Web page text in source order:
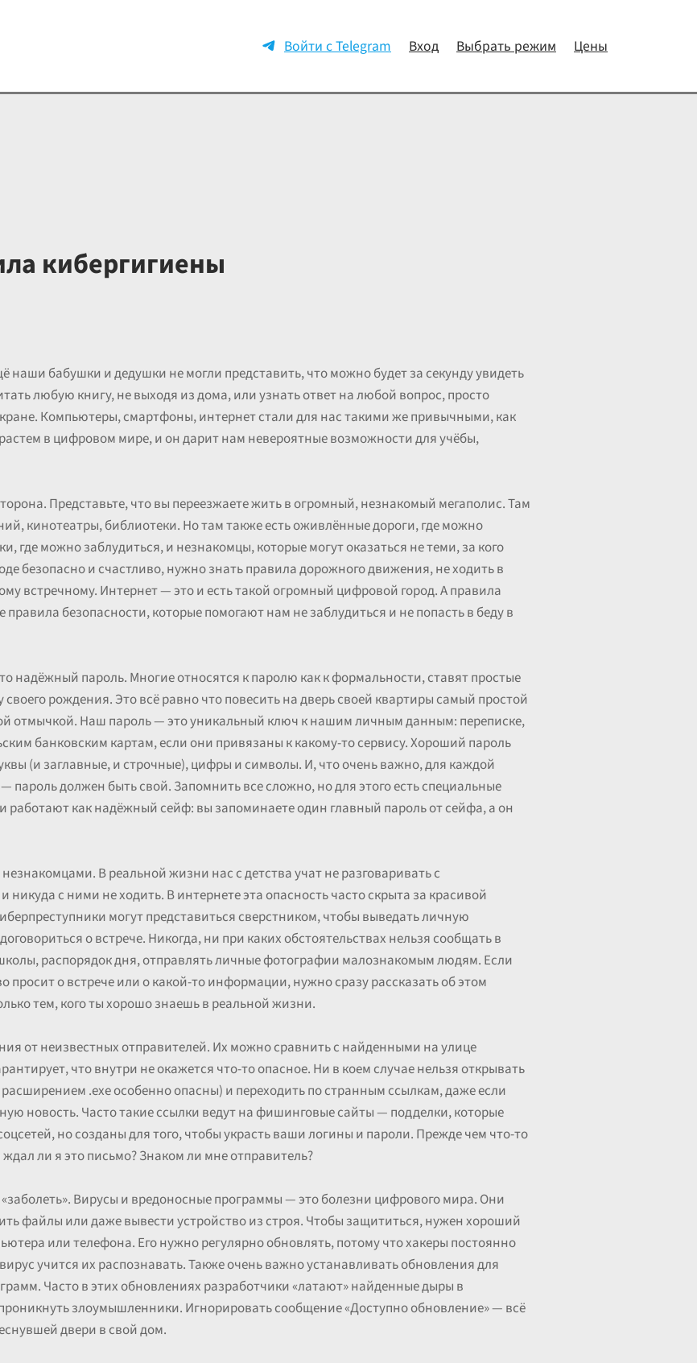
Войти с Telegram Вход Выбрать режим Цены
кибергигиены
бабушки и дедушки не могли представить, что можно будет за секунду увидеть
любую книгу, не выходя из дома, или узнать ответ на любой вопрос, просто
Компьютеры, смартфоны, интернет стали для нас такими же привычными, как
в цифровом мире, и он дарит нам невероятные возможности для учёбы,
Представьте, что вы переезжаете жить в огромный, незнакомый мегаполис. Там
кинотеатры, библиотеки. Но там также есть оживлённые дороги, где можно
где можно заблудиться, и незнакомцы, которые могут оказаться не теми, за кого
безопасно и счастливо, нужно знать правила дорожного движения, не ходить в
встречному. Интернет — это и есть такой огромный цифровой город. А правила
безопасности, которые помогают нам не заблудиться и не попасть в беду в
надёжный пароль. Многие относятся к паролю как к формальности, ставят простые
своего рождения. Это всё равно что повесить на дверь своей квартиры самый простой
отмычкой. Наш пароль — это уникальный ключ к нашим личным данным: переписке,
банковским картам, если они привязаны к какому-то сервису. Хороший пароль
(и заглавные, и строчные), цифры и символы. И, что очень важно, для каждой
должен быть свой. Запомнить все сложно, но для этого есть специальные
как надёжный сейф: вы запоминаете один главный пароль от сейфа, а он
В реальной жизни нас с детства учат не разговаривать с
с ними не ходить. В интернете эта опасность часто скрыта за красивой
могут представиться сверстником, чтобы выведать личную
о встрече. Никогда, ни при каких обстоятельствах нельзя сообщать в
распорядок дня, отправлять личные фотографии малознакомым людям. Если
о встрече или о какой-то информации, нужно сразу рассказать об этом
тем, кого ты хорошо знаешь в реальной жизни.
от неизвестных отправителей. Их можно сравнить с найденными на улице
что внутри не окажется что-то опасное. Ни в коем случае нельзя открывать
.exe особенно опасны) и переходить по странным ссылкам, даже если
новость. Часто такие ссылки ведут на фишинговые сайты — подделки, которые
но созданы для того, чтобы украсть ваши логины и пароли. Прежде чем что-то
ли я это письмо? Знаком ли мне отправитель?
Вирусы и вредоносные программы — это болезни цифрового мира. Они
файлы или даже вывести устройство из строя. Чтобы защититься, нужен хороший
или телефона. Его нужно регулярно обновлять, потому что хакеры постоянно
учится их распознавать. Также очень важно устанавливать обновления для
Часто в этих обновлениях разработчики «латают» найденные дыры в
злоумышленники. Игнорировать сообщение «Доступно обновление» — всё
двери в свой дом.